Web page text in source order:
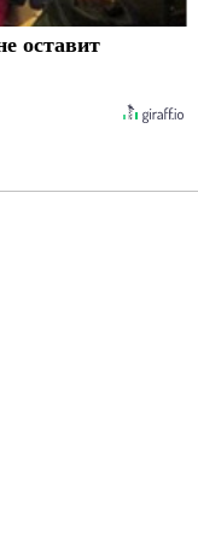
оставит